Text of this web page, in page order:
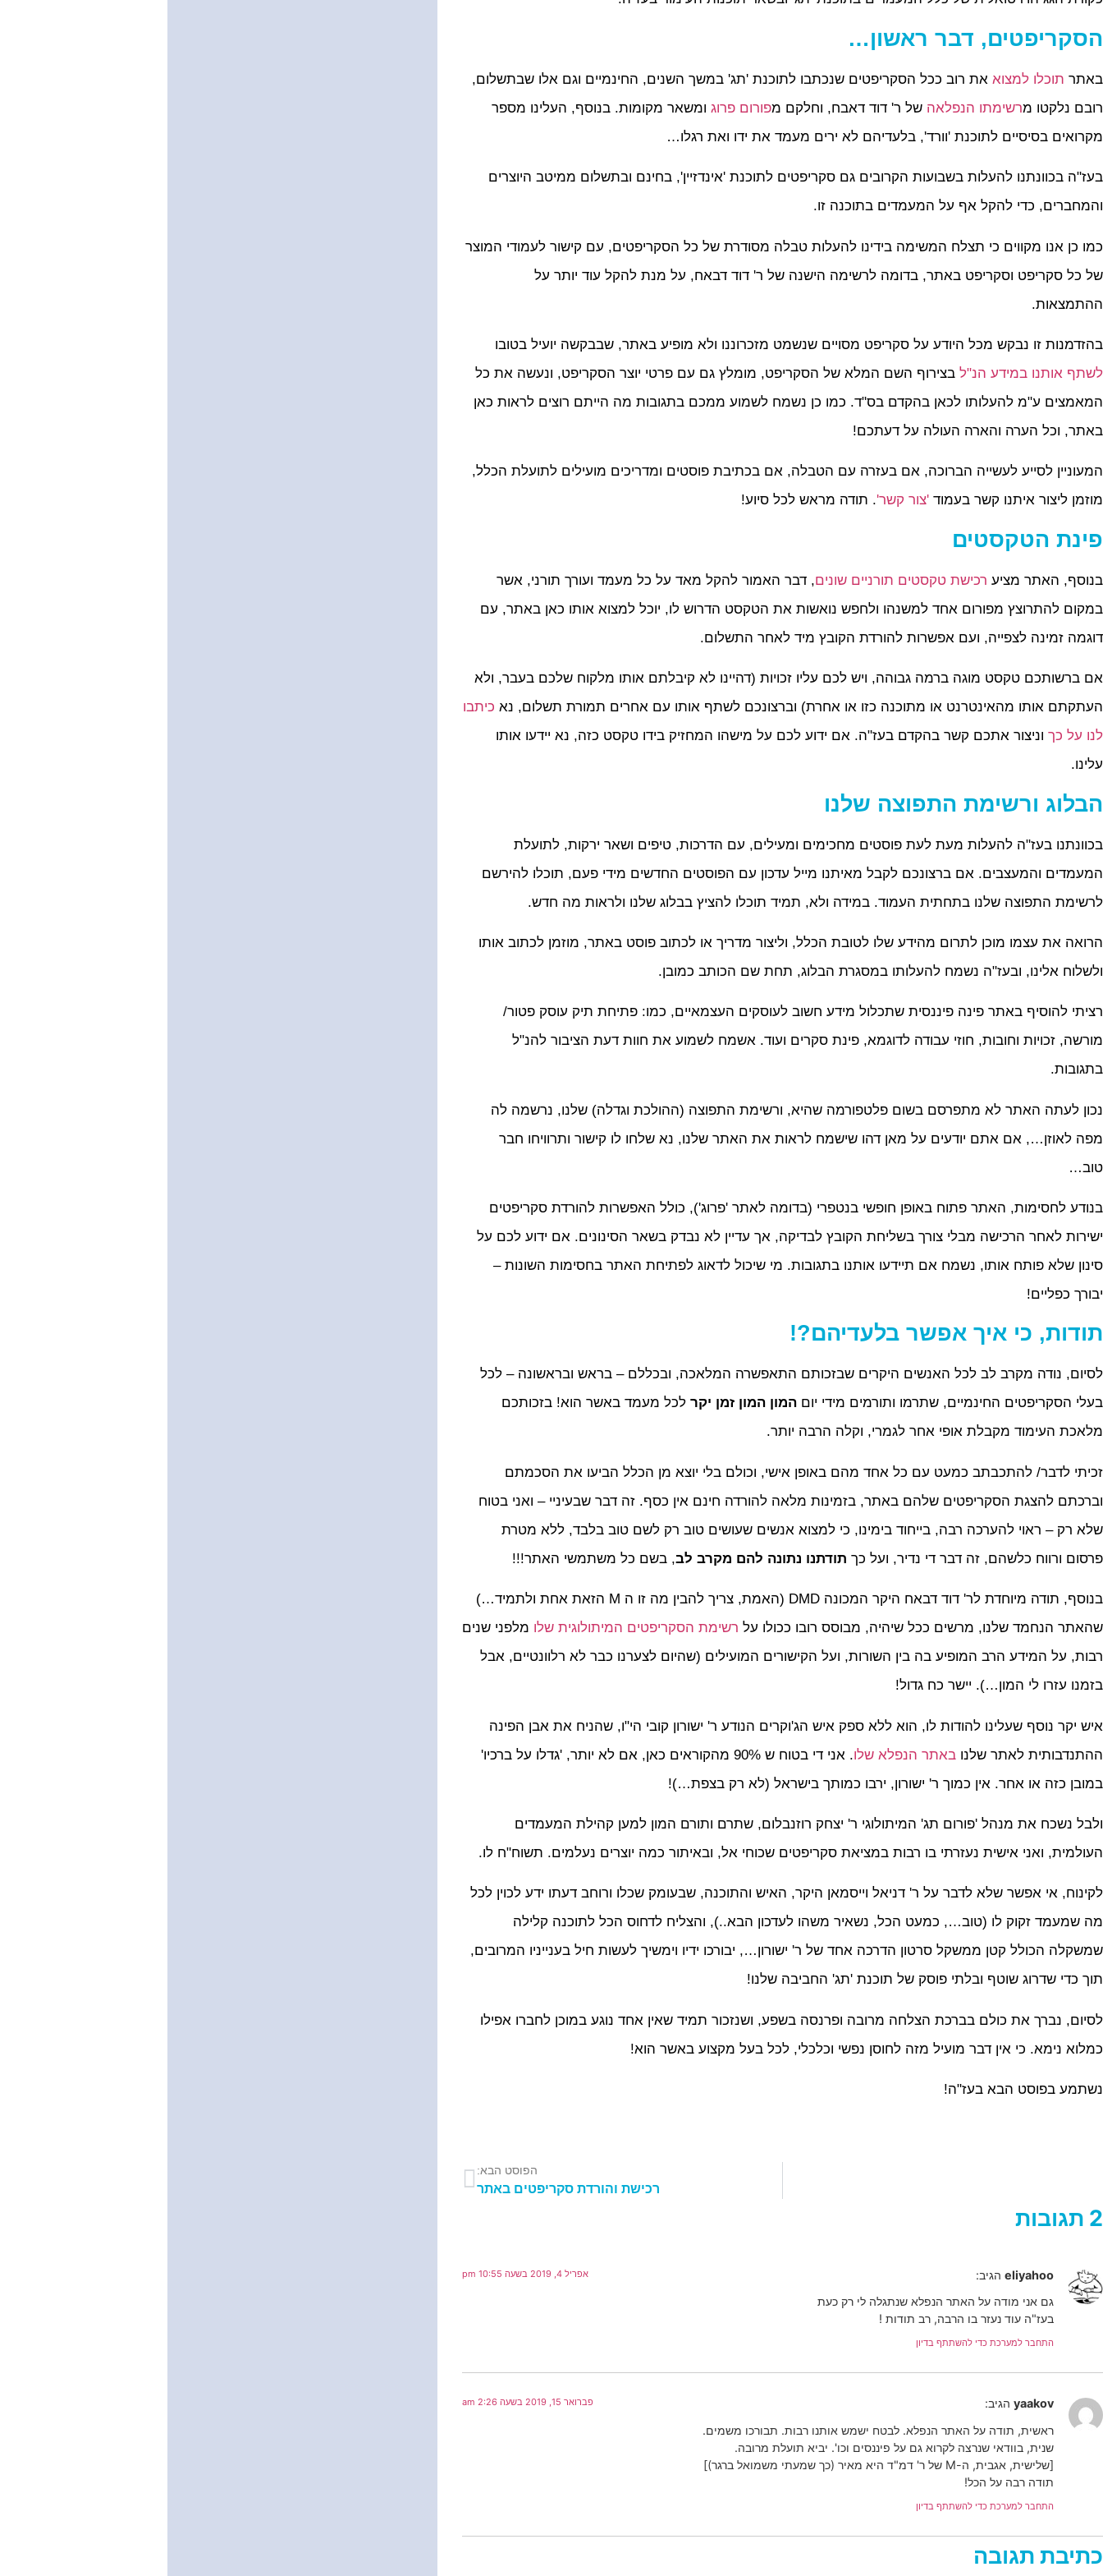
הסקריפטים, דבר ראשון…
באתר תוכלו למצוא את רוב ככל הסקריפטים שנכתבו לתוכנת 'תג' במשך השנים, החינמיים וגם אלו שבתשלום,
רובם נלקטו מרשימתו הנפלאה של ר' דוד דאבח, וחלקם מפורום פרוג ומשאר מקומות. בנוסף, העלינו מספר
מקרואים בסיסיים לתוכנת 'וורד', בלעדיהם לא ירים מעמד את ידו ואת רגלו…
בעז"ה בכוונתנו להעלות בשבועות הקרובים גם סקריפטים לתוכנת 'אינדזיין', בחינם ובתשלום ממיטב היוצרים
והמחברים, כדי להקל אף על המעמדים בתוכנה זו.
כמו כן אנו מקווים כי תצלח המשימה בידינו להעלות טבלה מסודרת של כל הסקריפטים, עם קישור לעמודי המוצר
של כל סקריפט וסקריפט באתר, בדומה לרשימה הישנה של ר' דוד דבאח, על מנת להקל עוד יותר על
ההתמצאות.
בהזדמנות זו נבקש מכל היודע על סקריפט מסויים שנשמט מזכרוננו ולא מופיע באתר, שבבקשה יועיל בטובו
לשתף אותנו במידע הנ"ל בצירוף השם המלא של הסקריפט, מומלץ גם עם פרטי יוצר הסקריפט, ונעשה את כל
המאמצים ע"מ להעלותו לכאן בהקדם בס"ד. כמו כן נשמח לשמוע ממכם בתגובות מה הייתם רוצים לראות כאן
באתר, וכל הערה והארה העולה על דעתכם!
המעוניין לסייע לעשייה הברוכה, אם בעזרה עם הטבלה, אם בכתיבת פוסטים ומדריכים מועילים לתועלת הכלל,
מוזמן ליצור איתנו קשר בעמוד 'צור קשר'. תודה מראש לכל סיוע!
פינת הטקסטים
בנוסף, האתר מציע רכישת טקסטים תורניים שונים, דבר האמור להקל מאד על כל מעמד ועורך תורני, אשר
במקום להתרוצץ מפורום אחד למשנהו ולחפש נואשות את הטקסט הדרוש לו, יוכל למצוא אותו כאן באתר, עם
דוגמה זמינה לצפייה, ועם אפשרות להורדת הקובץ מיד לאחר התשלום.
אם ברשותכם טקסט מוגה ברמה גבוהה, ויש לכם עליו זכויות (דהיינו לא קיבלתם אותו מלקוח שלכם בעבר, ולא
העתקתם אותו מהאינטרנט או מתוכנה כזו או אחרת) וברצונכם לשתף אותו עם אחרים תמורת תשלום, נא כיתבו
לנו על כך וניצור אתכם קשר בהקדם בעז"ה. אם ידוע לכם על מישהו המחזיק בידו טקסט כזה, נא יידעו אותו
עלינו.
הבלוג ורשימת התפוצה שלנו
בכוונתנו בעז"ה להעלות מעת לעת פוסטים מחכימים ומעילים, עם הדרכות, טיפים ושאר ירקות, לתועלת
המעמדים והמעצבים. אם ברצונכם לקבל מאיתנו מייל עדכון עם הפוסטים החדשים מידי פעם, תוכלו להירשם
לרשימת התפוצה שלנו בתחתית העמוד. במידה ולא, תמיד תוכלו להציץ בבלוג שלנו ולראות מה חדש.
הרואה את עצמו מוכן לתרום מהידע שלו לטובת הכלל, וליצור מדריך או לכתוב פוסט באתר, מוזמן לכתוב אותו
ולשלוח אלינו, ובעז"ה נשמח להעלותו במסגרת הבלוג, תחת שם הכותב כמובן.
רציתי להוסיף באתר פינה פיננסית שתכלול מידע חשוב לעוסקים העצמאיים, כמו: פתיחת תיק עוסק פטור/
מורשה, זכויות וחובות, חוזי עבודה לדוגמא, פינת סקרים ועוד. אשמח לשמוע את חוות דעת הציבור להנ"ל
בתגובות.
נכון לעתה האתר לא מתפרסם בשום פלטפורמה שהיא, ורשימת התפוצה (ההולכת וגדלה) שלנו, נרשמה לה
מפה לאוזן…, אם אתם יודעים על מאן דהו שישמח לראות את האתר שלנו, נא שלחו לו קישור ותרוויחו חבר
טוב…
בנודע לחסימות, האתר פתוח באופן חופשי בנטפרי (בדומה לאתר 'פרוג'), כולל האפשרות להורדת סקריפטים
ישירות לאחר הרכישה מבלי צורך בשליחת הקובץ לבדיקה, אך עדיין לא נבדק בשאר הסינונים. אם ידוע לכם על
סינון שלא פותח אותו, נשמח אם תיידעו אותנו בתגובות. מי שיכול לדאוג לפתיחת האתר בחסימות השונות –
יבורך כפליים!
תודות, כי איך אפשר בלעדיהם?!
לסיום, נודה מקרב לב לכל האנשים היקרים שבזכותם התאפשרה המלאכה, ובכללם – בראש ובראשונה – לכל
בעלי הסקריפטים החינמיים, שתרמו ותורמים מידי יום המון המון זמן יקר לכל מעמד באשר הוא! בזכותכם
מלאכת העימוד מקבלת אופי אחר לגמרי, וקלה הרבה יותר.
זכיתי לדבר/ להתכבתב כמעט עם כל אחד מהם באופן אישי, וכולם בלי יוצא מן הכלל הביעו את הסכמתם
וברכתם להצגת הסקריפטים שלהם באתר, בזמינות מלאה להורדה חינם אין כסף. זה דבר שבעיניי – ואני בטוח
שלא רק – ראוי להערכה רבה, בייחוד בימינו, כי למצוא אנשים שעושים טוב רק לשם טוב בלבד, ללא מטרת
פרסום ורווח כלשהם, זה דבר די נדיר, ועל כך תודתנו נתונה להם מקרב לב, בשם כל משתמשי האתר!!!
בנוסף, תודה מיוחדת לר' דוד דבאח היקר המכונה DMD (האמת, צריך להבין מה זו ה M הזאת אחת ולתמיד…)
שהאתר הנחמד שלנו, מרשים ככל שיהיה, מבוסס רובו ככולו על רשימת הסקריפטים המיתולוגית שלו מלפני שנים
רבות, על המידע הרב המופיע בה בין השורות, ועל הקישורים המועילים (שהיום לצערנו כבר לא רלוונטיים, אבל
בזמנו עזרו לי המון…). יישר כח גדול!
איש יקר נוסף שעלינו להודות לו, הוא ללא ספק איש הג'וקרים הנודע ר' ישורון קובי הי"ו, שהניח את אבן הפינה
ההתנדבותית לאתר שלנו באתר הנפלא שלו
. אני די בטוח ש 90% מהקוראים כאן, אם לא יותר, 'גדלו על ברכיו'
במובן כזה או אחר. אין כמוך ר' ישורון, ירבו כמותך בישראל (לא רק בצפת…)!
ולבל נשכח את מנהל 'פורום תג' המיתולוגי ר' יצחק רוזנבלום, שתרם ותורם המון למען קהילת המעמדים
העולמית, ואני אישית נעזרתי בו רבות במציאת סקריפטים שכוחי אל, ובאיתור כמה יוצרים נעלמים. תשוח"ח לו.
לקינוח, אי אפשר שלא לדבר על ר' דניאל וייסמאן היקר, האיש והתוכנה, שבעומק שכלו ורוחב דעתו ידע לכוין לכל
מה שמעמד זקוק לו (טוב…, כמעט הכל, נשאיר משהו לעדכון הבא..), והצליח לדחוס הכל לתוכנה קלילה
שמשקלה הכולל קטן ממשקל סרטון הדרכה אחד של ר' ישורון…, יבורכו ידיו וימשיך לעשות חיל בענייניו המרובים,
תוך כדי שדרוג שוטף ובלתי פוסק של תוכנת 'תג' החביבה שלנו!
לסיום, נברך את כולם בברכת הצלחה מרובה ופרנסה בשפע, ושנזכור תמיד שאין אחד נוגע במוכן לחברו אפילו
כמלוא נימא. כי אין דבר מועיל מזה לחוסן נפשי וכלכלי, לכל בעל מקצוע באשר הוא!
נשתמע בפוסט הבא בעז"ה!
הפוסט הבא:
רכישת והורדת סקריפטים באתר
2 תגובות
eliyahoo הגיב: אפריל 4, 2019 בשעה 10:55 pm
גם אני מודה על האתר הנפלא שנתגלה לי רק כעת
בעז"ה עוד נעזר בו הרבה, רב תודות !
התחבר למערכת כדי להשתתף בדיון
yaakov הגיב: פברואר 15, 2019 בשעה 2:26 am
ראשית, תודה על האתר הנפלא. לבטח ישמש אותנו רבות. תבורכו משמים.
שנית, בוודאי שנרצה לקרוא גם על פיננסים וכו'. יביא תועלת מרובה.
[שלישית, אגבית, ה-M של ר' דמ"ד היא מאיר (כך שמעתי משמואל ברגר)]
תודה רבה על הכל!
התחבר למערכת כדי להשתתף בדיון
כתיבת תגובה